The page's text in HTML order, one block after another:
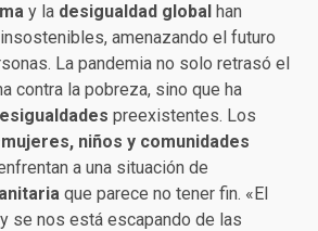
y la desigualdad global han
amenazando el futuro
La pandemia no solo retrasó el
contra la pobreza, sino que ha
preexistentes. Los
mujeres, niños y comunidades
a una situación de
que parece no tener fin. «El
se nos está escapando de las